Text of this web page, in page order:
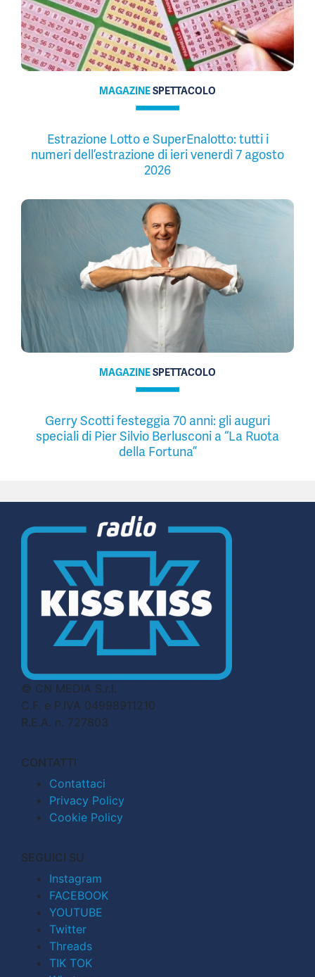
MAGAZINESPETTACOLO
Estrazione Lotto e SuperEnalotto: tutti i
numeri dell’estrazione di ieri venerdì 7 agosto
2026
MAGAZINESPETTACOLO
Gerry Scotti festeggia 70 anni: gli auguri
speciali di Pier Silvio Berlusconi a “La Ruota
della Fortuna”
© CN MEDIA S.r.l.
C.F. e P.IVA 04998911210
R.E.A. n. 727803
CONTATTI
Contattaci
Privacy Policy
Cookie Policy
SEGUICI SU
Instagram
FACEBOOK
YOUTUBE
Twitter
Threads
TIK TOK